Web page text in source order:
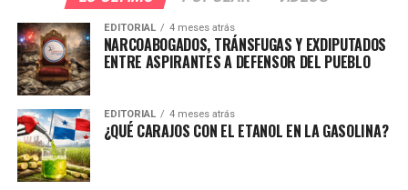
EDITORIAL 4 meses atrás
NARCOABOGADOS, TRÁNSFUGAS Y EXDIPUTADOS
ENTRE ASPIRANTES A DEFENSOR DEL PUEBLO
EDITORIAL 4 meses atrás
¿QUÉ CARAJOS CON EL ETANOL EN LA GASOLINA?